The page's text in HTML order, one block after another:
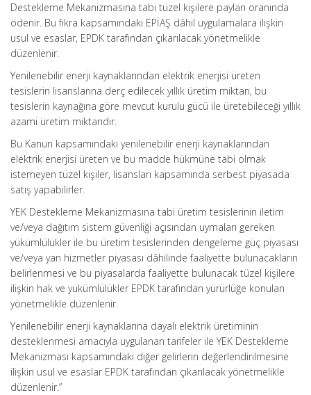
Destekleme Mekanizmasına tabi tüzel kişilere payları oranında
ödenir. Bu fıkra kapsamındaki EPİAŞ dâhil uygulamalara ilişkin
usul ve esaslar, EPDK tarafından çıkarılacak yönetmelikle
düzenlenir.
Yenilenebilir enerji kaynaklarından elektrik enerjisi üreten
tesislerin lisanslarına derç edilecek yıllık üretim miktarı, bu
tesislerin kaynağına göre mevcut kurulu gücü ile üretebileceği yıllık
azami üretim miktarıdır.
Bu Kanun kapsamındaki yenilenebilir enerji kaynaklarından
elektrik enerjisi üreten ve bu madde hükmüne tabi olmak
istemeyen tüzel kişiler, lisansları kapsamında serbest piyasada
satış yapabilirler.
YEK Destekleme Mekanizmasına tabi üretim tesislerinin iletim
ve/veya dağıtım sistem güvenliği açısından uymaları gereken
yükümlülükler ile bu üretim tesislerinden dengeleme güç piyasası
ve/veya yan hizmetler piyasası dâhilinde faaliyette bulunacakların
belirlenmesi ve bu piyasalarda faaliyette bulunacak tüzel kişilere
ilişkin hak ve yükümlülükler EPDK tarafından yürürlüğe konulan
yönetmelikle düzenlenir.
Yenilenebilir enerji kaynaklarına dayalı elektrik üretiminin
desteklenmesi amacıyla uygulanan tarifeler ile YEK Destekleme
Mekanizması kapsamındaki diğer gelirlerin değerlendirilmesine
ilişkin usul ve esaslar EPDK tarafından çıkarılacak yönetmelikle
düzenlenir.”